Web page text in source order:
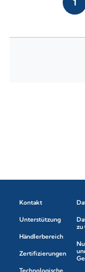
1
Kontakt
Unterstützung
Händlerbereich
Zertifizierungen
zu